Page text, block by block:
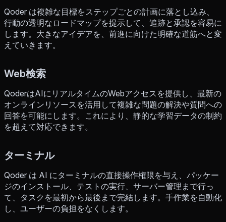
Qoder は複雑な目標をステップごとの計画に落とし込み、
行動の透明なロードマップを提示して、追跡と承認を容易に
します。大きなアイデアを、前進に向けた明確な道筋へと変
えていきます。
Web検索
QoderはAIにリアルタイムのWebアクセスを提供し、最新の
オンラインリソースを活用して複雑な問題の解決や質問への
回答を可能にします。これにより、静的な学習データの制約
を超えて対応できます。
ターミナル
Qoder は AI にターミナルの直接操作権限を与え、パッケー
ジのインストール、テストの実行、サーバー管理まで行っ
て、タスクを最初から最後まで完結します。手作業を自動化
し、ユーザーの負担をなくします。